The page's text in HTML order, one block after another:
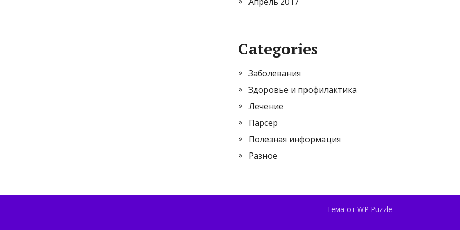
Categories
Заболевания
Здоровье и профилактика
Лечение
Парсер
Полезная информация
Разное
Тема от WP Puzzle